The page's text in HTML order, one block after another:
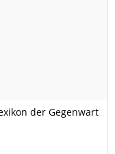
der Gegenwart